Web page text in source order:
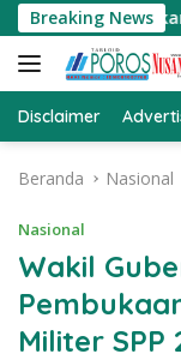
Langsung
ke
konten
Breaking News
Memberikan
Disclaimer
Beranda Nasional
Nasional
Wakil
Militer SPP